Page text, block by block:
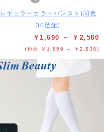
レギュラーカラーパンスト(同色
30足組)
￥1,690 ～ ￥2,580
(税込 ￥1,859 ～ ￥2,838)